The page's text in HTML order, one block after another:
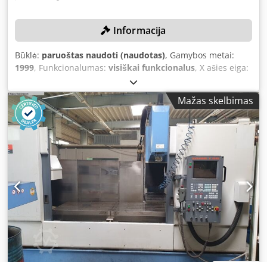
Informacija
Būklė: paruoštas naudoti (naudotas), Gamybos metai:
1999, Funkcionalumas: visiškai funkcionalus, X ašies eiga:
760 mm
660 mm, stalo apkrova:1 200 kg, sukimosi greitis (maks.):
8 000 aps./min, Nėra minimalios kainos – garantuotas
pardavimas aukščiausią kainą pasiūliusiam! TECHNINIAI
DUOMENYS X ašies eiga: 1.660 mm Y ašies eiga: 760 mm Z
ašies eiga: 660 mm Stalo dydis: 760 x 2.000 mm Didžiausia
stalo apkrova: 1.200 kg Įrankių laikiklis: SK 40 Įrankių
keitiklis: 2 x 24 Maks. įrankio skersmuo: 80 mm Maks.
įrankio skersmuo, kai šalia esantis lizdas laisvas: 110 mm
Maks. įrankio ilgis: 350 mm Greitasis eiga (X/Y/Z): 24 / 24 /
30 m/min STAKLIŲ DUOMENYS Valdymas: MAZATROL M-
PLUS Dksdpfxozb D N Rs An Eor Matmenys ir svoris
Užimamas plotas: apie 6,0 x 4,0 x 3,5 m Staklių svoris: apie
8,1 t Bendras galios poreikis: 32,8 kVA Staklės buvo
reguliariai prižiūrimos.
Mažas skelbimas